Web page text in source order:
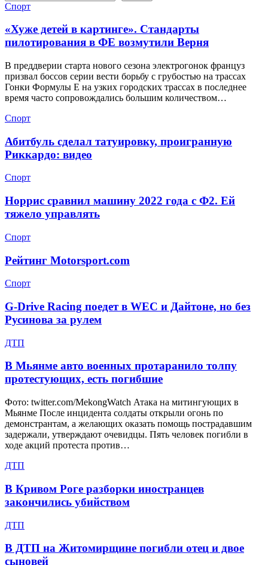
Спорт
«Хуже детей в картинге». Стандарты
пилотирования в ФЕ возмутили Верня
В преддверии старта нового сезона электрогонок француз
призвал боссов серии вести борьбу с грубостью на трассах
Гонки Формулы Е на узких городских трассах в последнее
время часто сопровождались большим количеством…
Спорт
Абитбуль сделал татуировку, проигранную
Риккардо: видео
Спорт
Норрис сравнил машину 2022 года с Ф2. Ей
тяжело управлять
Спорт
Рейтинг Motorsport.com
Спорт
G-Drive Racing поедет в WEC и Дайтоне, но без
Русинова за рулем
ДТП
В Мьянме авто военных протаранило толпу
протестующих, есть погибшие
Фото: twitter.com/MekongWatch Атака на митингующих в
Мьянме После инцидента солдаты открыли огонь по
демонстрантам, а желающих оказать помощь пострадавшим
задержали, утверждают очевидцы. Пять человек погибли в
ходе акций протеста против…
ДТП
В Кривом Роге разборки иностранцев
закончились убийством
ДТП
В ДТП на Житомирщине погибли отец и двое
сыновей